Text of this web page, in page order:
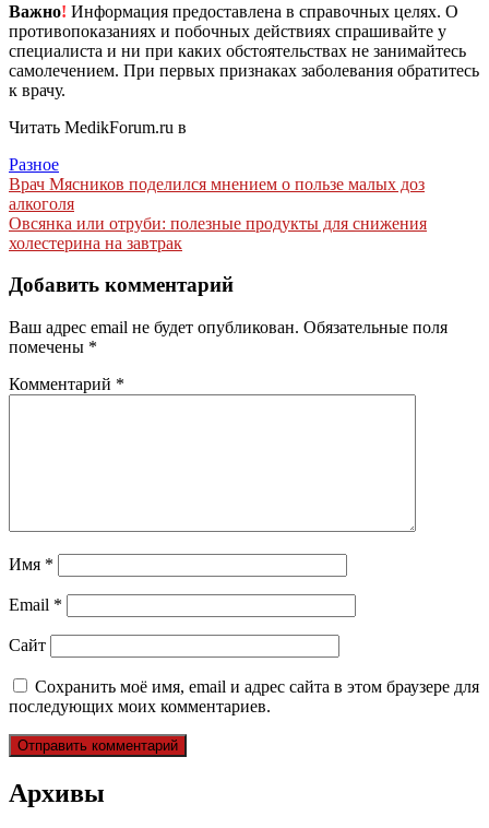
Важно! Информация предоставлена в справочных целях. О
противопоказаниях и побочных действиях спрашивайте у
специалиста и ни при каких обстоятельствах не занимайтесь
самолечением. При первых признаках заболевания обратитесь
к врачу.
Читать MedikForum.ru в
Разное
Навигация
по
записям
Врач Мясников поделился мнением о пользе малых доз
алкоголя
Овсянка или отруби: полезные продукты для снижения
холестерина на завтрак
Добавить комментарий
Ваш адрес email не будет опубликован. Обязательные поля
помечены *
Комментарий *
Имя *
Email *
Сайт
Сохранить моё имя, email и адрес сайта в этом браузере для
последующих моих комментариев.
Архивы